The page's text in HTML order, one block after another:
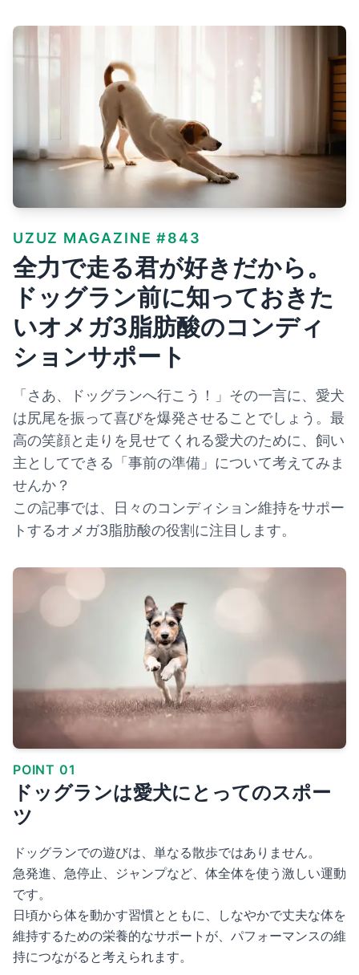
UZUZ MAGAZINE #843
全力で走る君が好きだから。
ドッグラン前に知っておきた
いオメガ3脂肪酸のコンディ
ションサポート
「さあ、ドッグランへ行こう！」その一言に、愛犬
は尻尾を振って喜びを爆発させることでしょう。最
高の笑顔と走りを見せてくれる愛犬のために、飼い
主としてできる「事前の準備」について考えてみま
せんか？
この記事では、日々のコンディション維持をサポー
トするオメガ3脂肪酸の役割に注目します。
POINT 01
ドッグランは愛犬にとってのスポー
ツ
ドッグランでの遊びは、単なる散歩ではありません。
急発進、急停止、ジャンプなど、体全体を使う激しい運動
です。
日頃から体を動かす習慣とともに、しなやかで丈夫な体を
維持するための栄養的なサポートが、パフォーマンスの維
持につながると考えられます。